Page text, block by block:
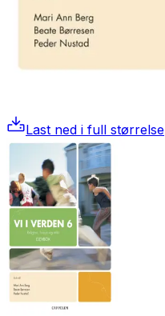
Last ned i full størrelse